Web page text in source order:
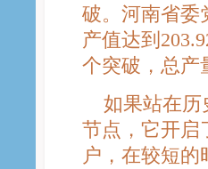
破。河南省委
产值达到
个突破，总产
如果站在历
节点，它开启
户，在较短